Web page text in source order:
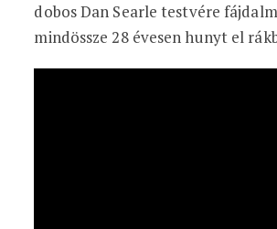
dobos Dan Searle testvére
mindössze 28 évesen hunyt el